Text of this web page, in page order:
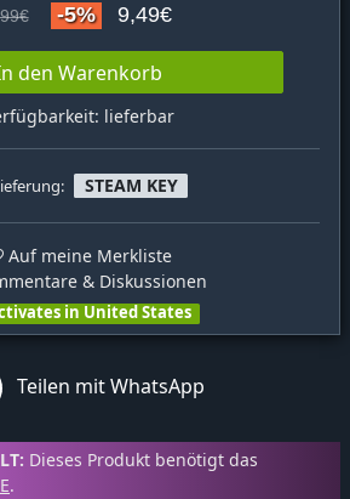
-5% 9,49€
den Warenkorb
lieferbar
STEAM KEY
Auf meine Merkliste
& Diskussionen
in United States
Teilen mit WhatsApp
Dieses Produkt benötigt das
.